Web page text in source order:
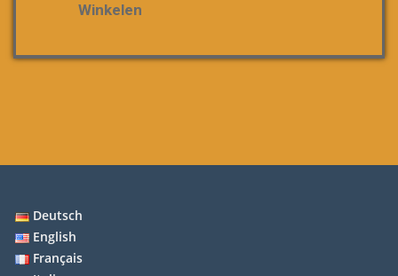
Winkelen
Deutsch
English
Français